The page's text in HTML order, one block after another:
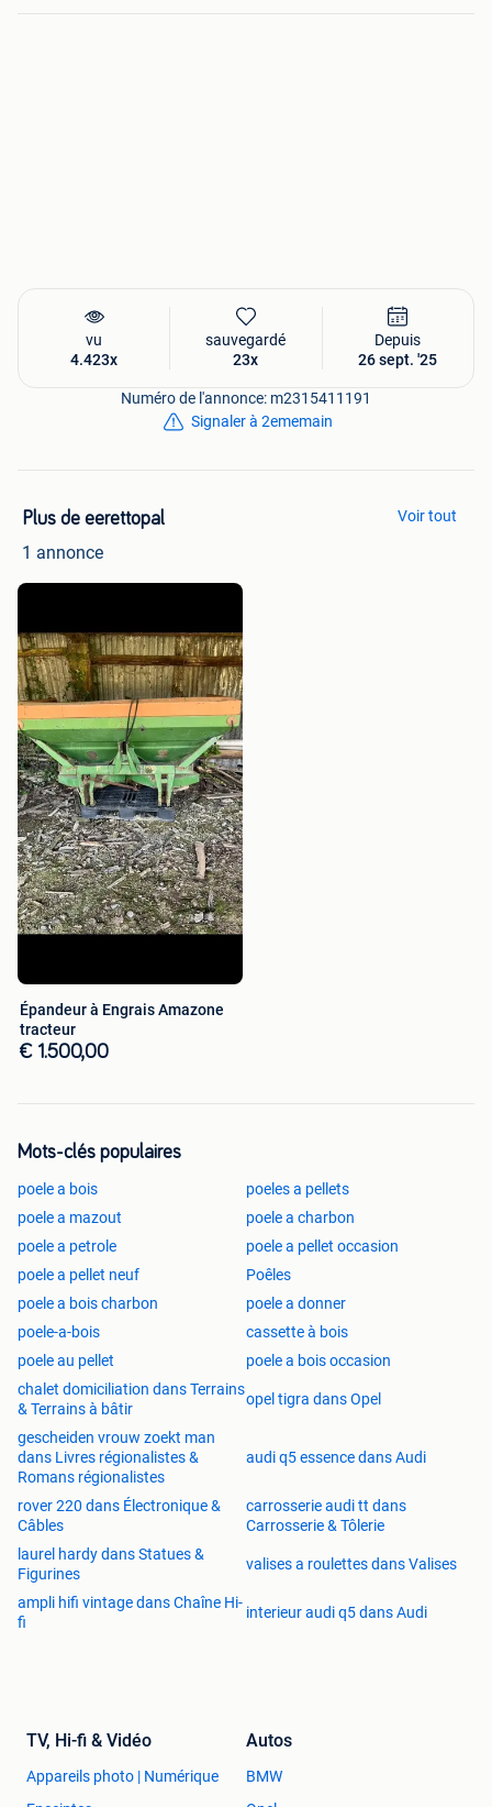
vu
4.423x
sauvegardé
23x
Depuis
26 sept. '25
Numéro de l'annonce: m2315411191
Signaler à 2ememain
Plus de eerettopal
1 annonce
Voir tout
Épandeur à Engrais Amazone
tracteur
€ 1.500,00
Mots-clés populaires
poele a bois
poeles a pellets
poele a mazout
poele a charbon
poele a petrole
poele a pellet occasion
poele a pellet neuf
Poêles
poele a bois charbon
poele a donner
poele-a-bois
cassette à bois
poele au pellet
poele a bois occasion
chalet domiciliation dans Terrains
& Terrains à bâtir
opel tigra dans Opel
gescheiden vrouw zoekt man
dans Livres régionalistes &
Romans régionalistes
audi q5 essence dans Audi
rover 220 dans Électronique &
Câbles
carrosserie audi tt dans
Carrosserie & Tôlerie
laurel hardy dans Statues &
Figurines
valises a roulettes dans Valises
ampli hifi vintage dans Chaîne Hi-
fi
interieur audi q5 dans Audi
TV, Hi-fi & Vidéo
Appareils photo | Numérique
Autos
BMW